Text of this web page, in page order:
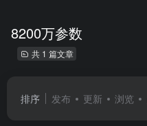
8200万参数
共 1 篇文章
排序 发布 更新 浏览